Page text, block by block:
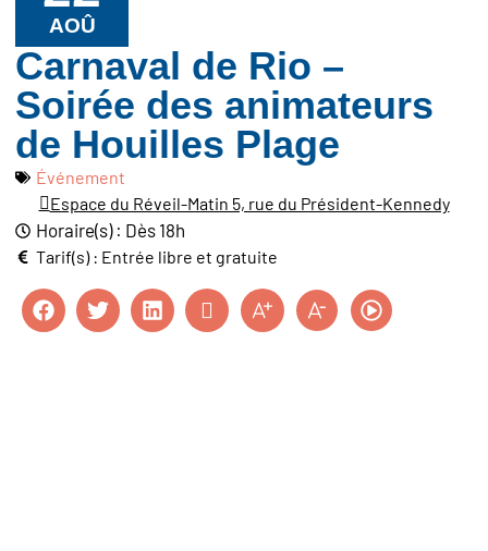
AOÛ
Carnaval de Rio –
Soirée des animateurs
de Houilles Plage
Événement
Espace du Réveil-Matin 5, rue du Président-Kennedy
Horaire(s) : Dès 18h
Tarif(s) : Entrée libre et gratuite